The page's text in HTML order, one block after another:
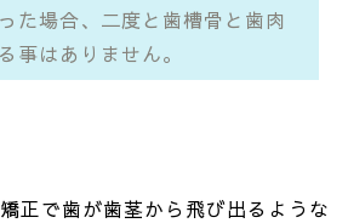
た場合、二度と歯槽骨と歯肉
事はありません。
正で歯が歯茎から飛び出るような